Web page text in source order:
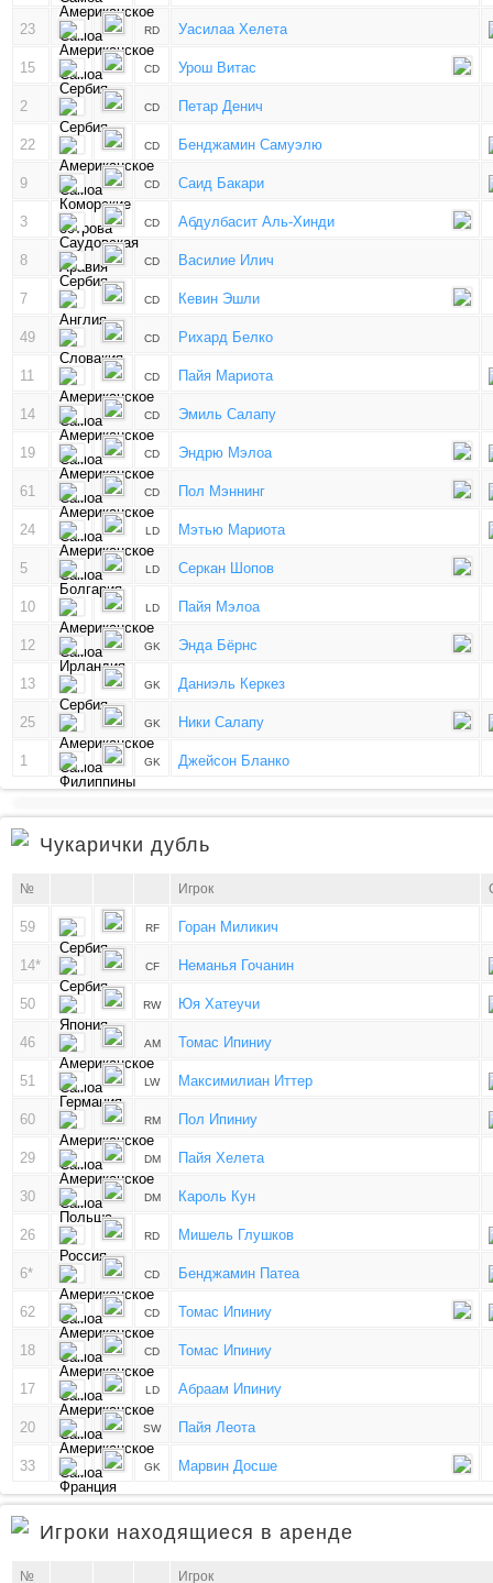
23 RD Уасилаа Хелета
15 CD Урош Витас
2 CD Петар Денич
22 CD Бенджамин Самуэлю
9 CD Саид Бакари
3 CD Абдулбасит Аль-Хинди
8 CD Василие Илич
7 CD Кевин Эшли
49 CD Рихард Белко
11 CD Пайя Мариота
14 CD Эмиль Салапу
19 CD Эндрю Мэлоа
61 CD Пол Мэннинг
24 LD Мэтью Мариота
5 LD Серкан Шопов
10 LD Пайя Мэлоа
12 GK Энда Бёрнс
13 GK Даниэль Керкез
25 GK Ники Салапу
1 GK Джейсон Бланко
Чукарички дубль
№ Игрок
59 RF Горан Миликич
14* CF Неманья Гочанин
50 RW Юя Хатеучи
46 AM Томас Ипиниу
51 LW Максимилиан Иттер
60 RM Пол Ипиниу
29 DM Пайя Хелета
30 DM Кароль Кун
26 RD Мишель Глушков
6* CD Бенджамин Патеа
62 CD Томас Ипиниу
18 CD Томас Ипиниу
17 LD Абраам Ипиниу
20 SW Пайя Леота
33 GK Марвин Досше
Игроки находящиеся в аренде
№ Игрок